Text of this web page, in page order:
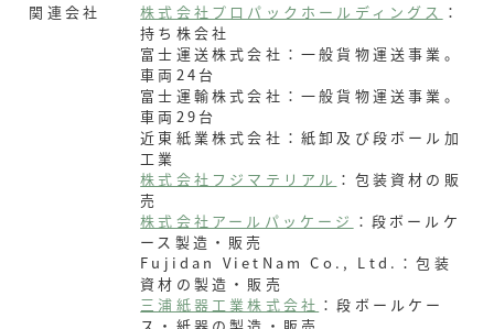
関連会社 株式会社プロパックホールディングス ：
持ち株会社
富士運送株式会社：一般貨物運送事業。
車両24台
富士運輸株式会社：一般貨物運送事業。
車両29台
近東紙業株式会社：紙卸及び段ボール加
工業
株式会社フジマテリアル ：包装資材の販
売
株式会社アールパッケージ ：段ボールケ
ース製造・販売
Fujidan VietNam Co., Ltd.：包装
資材の製造・販売
三浦紙器工業株式会社 ：段ボールケー